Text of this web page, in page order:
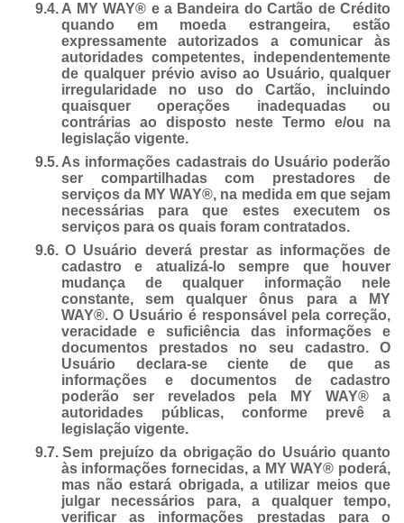
9.4. A MY WAY® e a Bandeira do Cartão de Crédito
quando em moeda estrangeira, estão
expressamente autorizados a comunicar às
autoridades competentes, independentemente
de qualquer prévio aviso ao Usuário, qualquer
irregularidade no uso do Cartão, incluindo
quaisquer operações inadequadas ou
contrárias ao disposto neste Termo e/ou na
legislação vigente.
9.5. As informações cadastrais do Usuário poderão
ser compartilhadas com prestadores de
serviços da MY WAY®, na medida em que sejam
necessárias para que estes executem os
serviços para os quais foram contratados.
9.6. O Usuário deverá prestar as informações de
cadastro e atualizá-lo sempre que houver
mudança de qualquer informação nele
constante, sem qualquer ônus para a MY
WAY®. O Usuário é responsável pela correção,
veracidade e suficiência das informações e
documentos prestados no seu cadastro. O
Usuário declara-se ciente de que as
informações e documentos de cadastro
poderão ser revelados pela MY WAY® a
autoridades públicas, conforme prevê a
legislação vigente.
9.7. Sem prejuízo da obrigação do Usuário quanto
às informações fornecidas, a MY WAY® poderá,
mas não estará obrigada, a utilizar meios que
julgar necessários para, a qualquer tempo,
verificar as informações prestadas para o